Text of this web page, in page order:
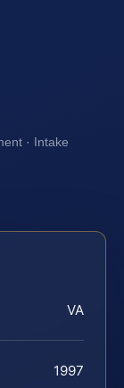
· Intake
VA
1997